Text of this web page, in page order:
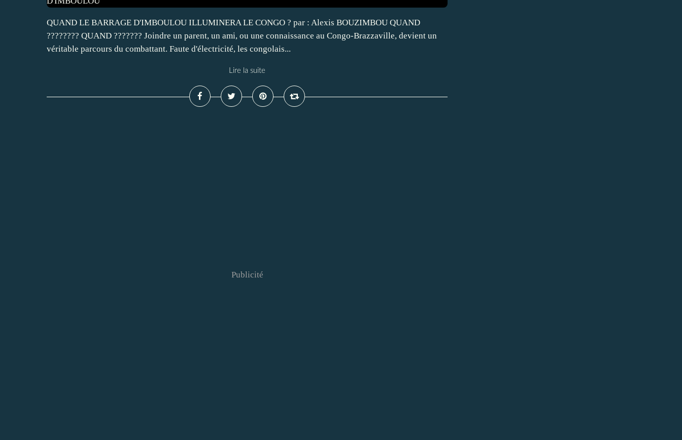
QUAND LE BARRAGE D'IMBOULOU ILLUMINERA LE CONGO ? par : Alexis BOUZIMBOU QUAND
???????? QUAND ??????? Joindre un parent, un ami, ou une connaissance au Congo-Brazzaville, devient un
véritable parcours du combattant. Faute d'électricité, les congolais...
Lire la suite
Publicité